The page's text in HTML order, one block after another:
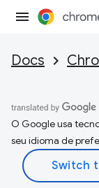
Docs
O Google usa
seu idioma de